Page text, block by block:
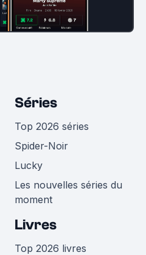
Séries
Top 2026 séries
Spider-Noir
Lucky
Les nouvelles séries du
moment
Livres
Top 2026 livres